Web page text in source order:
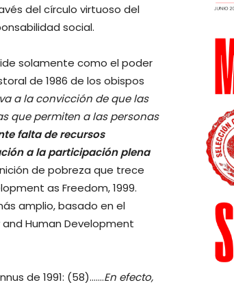
del círculo virtuoso del
social.
solamente como el poder
de 1986 de los obispos
a la convicción de que las
que permiten a las personas
falta de recursos
a la participación plena
de pobreza que trece
as Freedom, 1999.
amplio, basado en el
Human Development
de 1991: (58)…….En efecto,